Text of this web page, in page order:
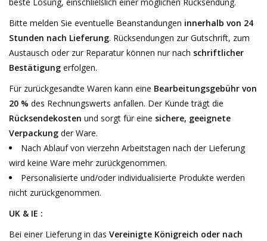
Bitte melden Sie eventuelle Beanstandungen innerhalb von 24
Stunden nach Lieferung. Rücksendungen zur Gutschrift, zum
Austausch oder zur Reparatur können nur nach schriftlicher
Bestätigung erfolgen.
Für zurückgesandte Waren kann eine Bearbeitungsgebühr von
20 % des Rechnungswerts anfallen. Der Kunde trägt die
Rücksendekosten und sorgt für eine sichere, geeignete
Verpackung der Ware.
Nach Ablauf von vierzehn Arbeitstagen nach der Lieferung
wird keine Ware mehr zurückgenommen.
Personalisierte und/oder individualisierte Produkte werden
nicht zurückgenommen.
UK & IE :
Bei einer Lieferung in das Vereinigte Königreich oder nach